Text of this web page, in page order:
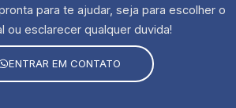
para te ajudar, seja para escolher o
ou esclarecer qualquer duvida!
ENTRAR EM CONTATO